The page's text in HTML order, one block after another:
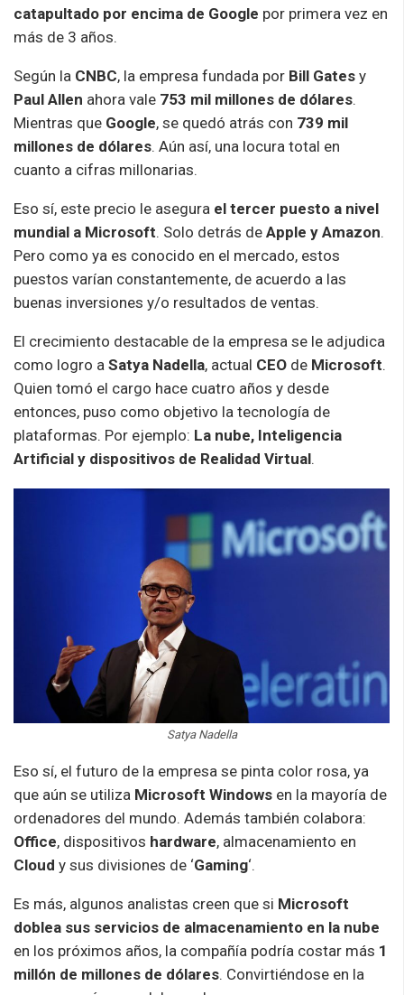
catapultado por encima de Google por primera vez en
más de 3 años.
Según la CNBC, la empresa fundada por Bill Gates y
Paul Allen ahora vale 753 mil millones de dólares.
Mientras que Google, se quedó atrás con 739 mil
millones de dólares. Aún así, una locura total en
cuanto a cifras millonarias.
Eso sí, este precio le asegura el tercer puesto a nivel
mundial a Microsoft. Solo detrás de Apple y Amazon.
Pero como ya es conocido en el mercado, estos
puestos varían constantemente, de acuerdo a las
buenas inversiones y/o resultados de ventas.
El crecimiento destacable de la empresa se le adjudica
como logro a Satya Nadella, actual CEO de Microsoft.
Quien tomó el cargo hace cuatro años y desde
entonces, puso como objetivo la tecnología de
plataformas. Por ejemplo: La nube, Inteligencia
Artificial y dispositivos de Realidad Virtual.
Satya Nadella
Eso sí, el futuro de la empresa se pinta color rosa, ya
que aún se utiliza Microsoft Windows en la mayoría de
ordenadores del mundo. Además también colabora:
Office, dispositivos hardware, almacenamiento en
Cloud y sus divisiones de ‘Gaming‘.
Es más, algunos analistas creen que si Microsoft
doblea sus servicios de almacenamiento en la nube
en los próximos años, la compañía podría costar más 1
millón de millones de dólares. Convirtiéndose en la